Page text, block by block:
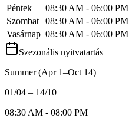
Péntek
08:30 AM - 06:00 PM
Szombat
08:30 AM - 06:00 PM
Vasárnap 08:30 AM - 06:00 PM
Szezonális nyitvatartás
Summer (Apr 1–Oct 14)
01/04 – 14/10
08:30 AM - 08:00 PM